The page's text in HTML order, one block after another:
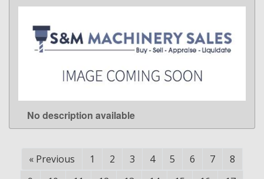
LEARN MORE
No description available
« Previous 1 2 3 4 5 6 7
8